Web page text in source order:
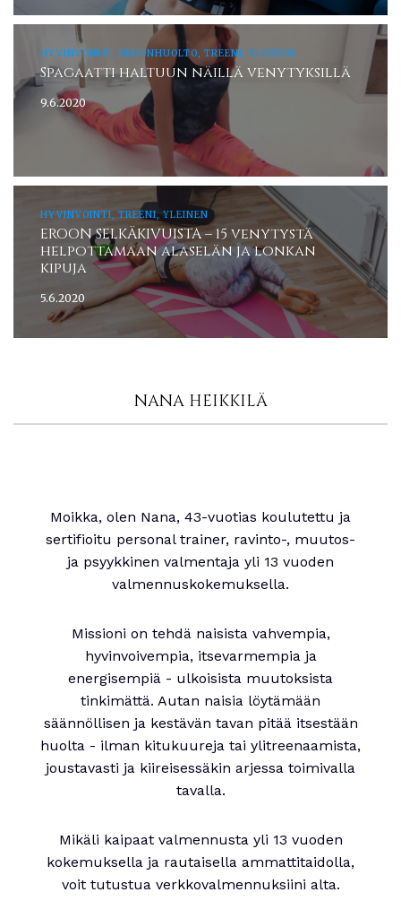
HYVINVOINTI, KEHONHUOLTO, TREENI, YLEINEN
Spagaatti haltuun näillä venytyksillä
9.6.2020
HYVINVOINTI, TREENI, YLEINEN
EROON SELKÄKIVUISTA – 15 venytystä
helpottamaan alaselän ja lonkan
kipuja
5.6.2020
NANA HEIKKILÄ
Moikka, olen Nana, 43-vuotias koulutettu ja
sertifioitu personal trainer, ravinto-, muutos-
ja psyykkinen valmentaja yli 13 vuoden
valmennuskokemuksella.
Missioni on tehdä naisista vahvempia,
hyvinvoivempia, itsevarmempia ja
energisempiä - ulkoisista muutoksista
tinkimättä. Autan naisia löytämään
säännöllisen ja kestävän tavan pitää itsestään
huolta - ilman kitukuureja tai ylitreenaamista,
joustavasti ja kiireisessäkin arjessa toimivalla
tavalla.
Mikäli kaipaat valmennusta yli 13 vuoden
kokemuksella ja rautaisella ammattitaidolla,
voit tutustua verkkovalmennuksiini alta.